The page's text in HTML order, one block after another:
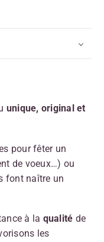
unique, original et
pour fêter un
de voeux…) ou
font naître un
à la qualité de
les